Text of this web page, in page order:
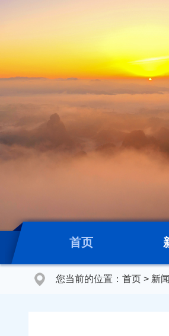
首页
您当前的位置： 首页 > 新